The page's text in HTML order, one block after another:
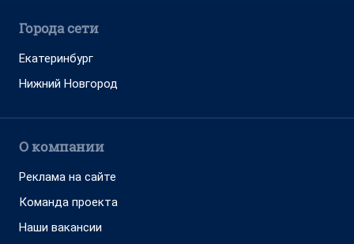
Города сети
Екатеринбург
Нижний Новгород
О компании
Реклама на сайте
Команда проекта
Наши вакансии